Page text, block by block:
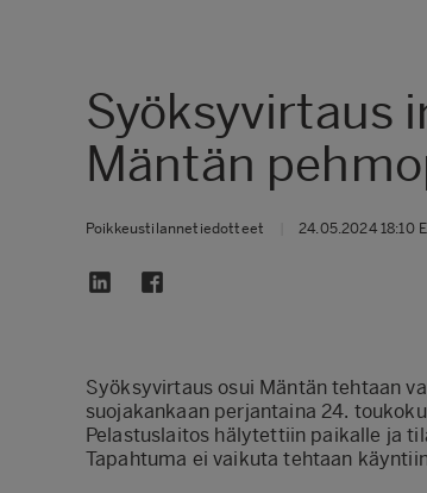
Syöksyvirtaus
Mäntän
Poikkeustilannetiedotteet 24.05.2024 18:10
Syöksyvirtaus osui Mäntän tehtaan
suojakankaan perjantaina 24.
Pelastuslaitos hälytettiin paikalle ja
Tapahtuma ei vaikuta tehtaan